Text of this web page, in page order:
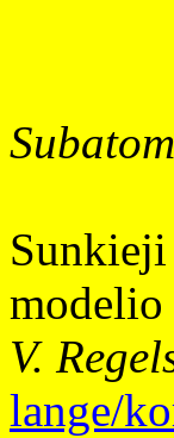
V.
lange/